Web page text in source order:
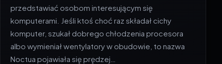
przedstawiać osobom interesującym się
komputerami. Jeśli ktoś choć raz składał cichy
komputer, szukał dobrego chłodzenia procesora
albo wymieniał wentylatory w obudowie, to nazwa
Noctua pojawiała się prędzej…